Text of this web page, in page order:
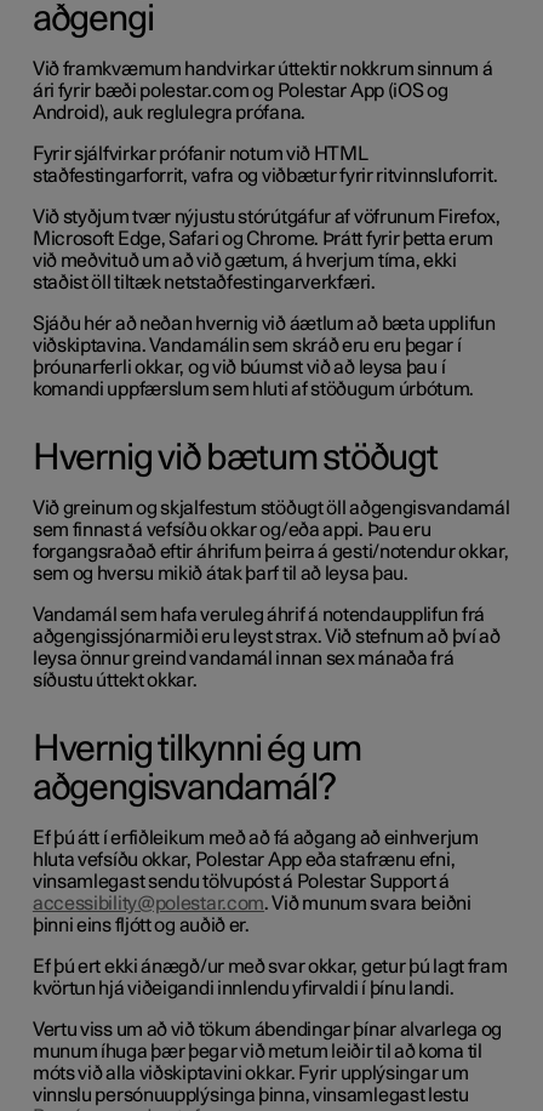
aðgengi
Við framkvæmum handvirkar úttektir nokkrum sinnum á
ári fyrir bæði polestar.com og Polestar App (iOS og
Android), auk reglulegra prófana.
Fyrir sjálfvirkar prófanir notum við HTML
staðfestingarforrit, vafra og viðbætur fyrir ritvinnsluforrit.
Við styðjum tvær nýjustu stórútgáfur af vöfrunum Firefox,
Microsoft Edge, Safari og Chrome. Þrátt fyrir þetta erum
við meðvituð um að við gætum, á hverjum tíma, ekki
staðist öll tiltæk netstaðfestingarverkfæri.
Sjáðu hér að neðan hvernig við áætlum að bæta upplifun
viðskiptavina. Vandamálin sem skráð eru eru þegar í
þróunarferli okkar, og við búumst við að leysa þau í
komandi uppfærslum sem hluti af stöðugum úrbótum.
Hvernig við bætum stöðugt
Við greinum og skjalfestum stöðugt öll aðgengisvandamál
sem finnast á vefsíðu okkar og/eða appi. Þau eru
forgangsraðað eftir áhrifum þeirra á gesti/notendur okkar,
sem og hversu mikið átak þarf til að leysa þau.
Vandamál sem hafa veruleg áhrif á notendaupplifun frá
aðgengissjónarmiði eru leyst strax. Við stefnum að því að
leysa önnur greind vandamál innan sex mánaða frá
síðustu úttekt okkar.
Hvernig tilkynni ég um
aðgengisvandamál?
Ef þú átt í erfiðleikum með að fá aðgang að einhverjum
hluta vefsíðu okkar, Polestar App eða stafrænu efni,
vinsamlegast sendu tölvupóst á Polestar Support á
accessibility@polestar.com. Við munum svara beiðni
þinni eins fljótt og auðið er.
Ef þú ert ekki ánægð/ur með svar okkar, getur þú lagt fram
kvörtun hjá viðeigandi innlendu yfirvaldi í þínu landi.
Vertu viss um að við tökum ábendingar þínar alvarlega og
munum íhuga þær þegar við metum leiðir til að koma til
móts við alla viðskiptavini okkar. Fyrir upplýsingar um
vinnslu persónuupplýsinga þinna, vinsamlegast lestu